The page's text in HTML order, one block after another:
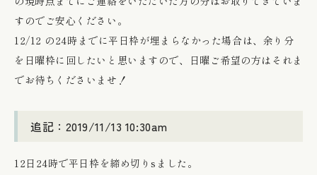
すのでご安心ください。
12/12 の24時までに平日枠が埋まらなかった場合は、余り分
を日曜枠に回したいと思いますので、日曜ご希望の方はそれま
でお待ちくださいませ！
追記：2019/11/13 10:30am
12日24時で平日枠を締め切りsました。